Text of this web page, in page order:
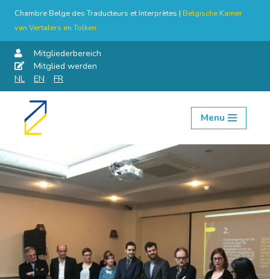
Chambre Belge des Traducteurs et Interprètes | Belgische Kamer
van Vertalers en Tolken
Mitgliederbereich
Mitglied werden
NL
EN FR
Skip
content
Menu